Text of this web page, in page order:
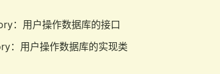
：用户操作数据库的接口
：用户操作数据库的实现类